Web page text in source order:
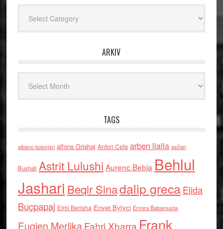
ARKIV
TAGS
albano kolonjari alfons Grishaj Anton Cefa arben llalla asllan
Bushati Astrit Lulushi Aurenc Bebja Behlul
Jashari Beqir Sinadalip grecaElida
Buçpapaj Elmi Berisha Enver Bytyci Ermira Babamusta
Eugjen Merlika Fahri Xharra Frank